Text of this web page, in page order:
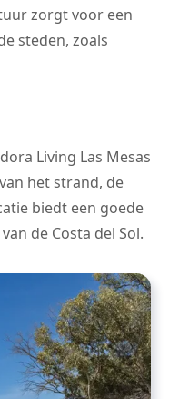
zorgt voor een
steden, zoals
Living Las Mesas
het strand, de
biedt een goede
de Costa del Sol.